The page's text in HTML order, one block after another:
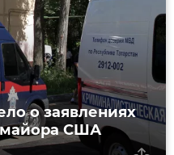
о заявлениях
майора США